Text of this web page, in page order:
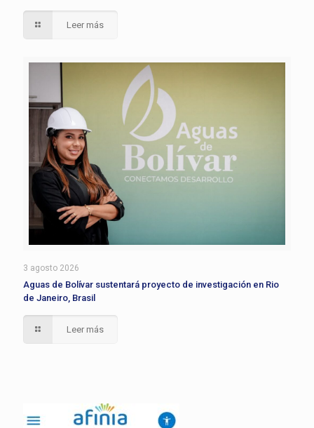
Leer más
3 agosto 2026
Aguas de Bolívar sustentará proyecto de investigación en Rio
de Janeiro, Brasil
Leer más